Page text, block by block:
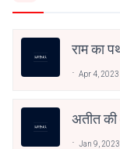
राम का
Apr 4, 2023
अतीत
Jan 9, 2023